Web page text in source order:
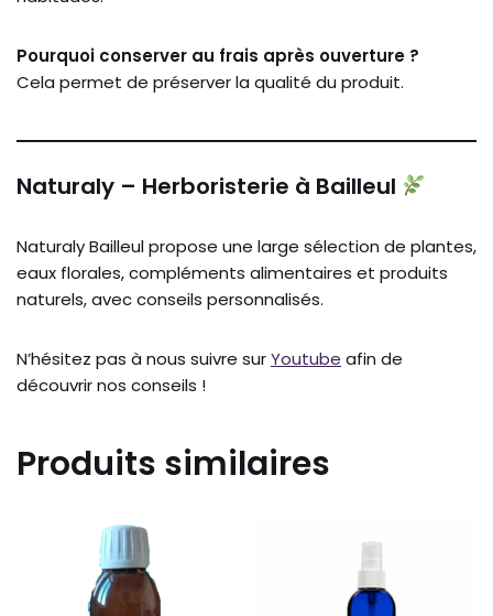
Pourquoi conserver au frais après ouverture ?
Cela permet de préserver la qualité du produit.
Naturaly – Herboristerie à Bailleul
Naturaly Bailleul propose une large sélection de plantes,
eaux florales, compléments alimentaires et produits
naturels, avec conseils personnalisés.
N’hésitez pas à nous suivre surYoutube afin de
découvrir nos conseils !
Produits similaires